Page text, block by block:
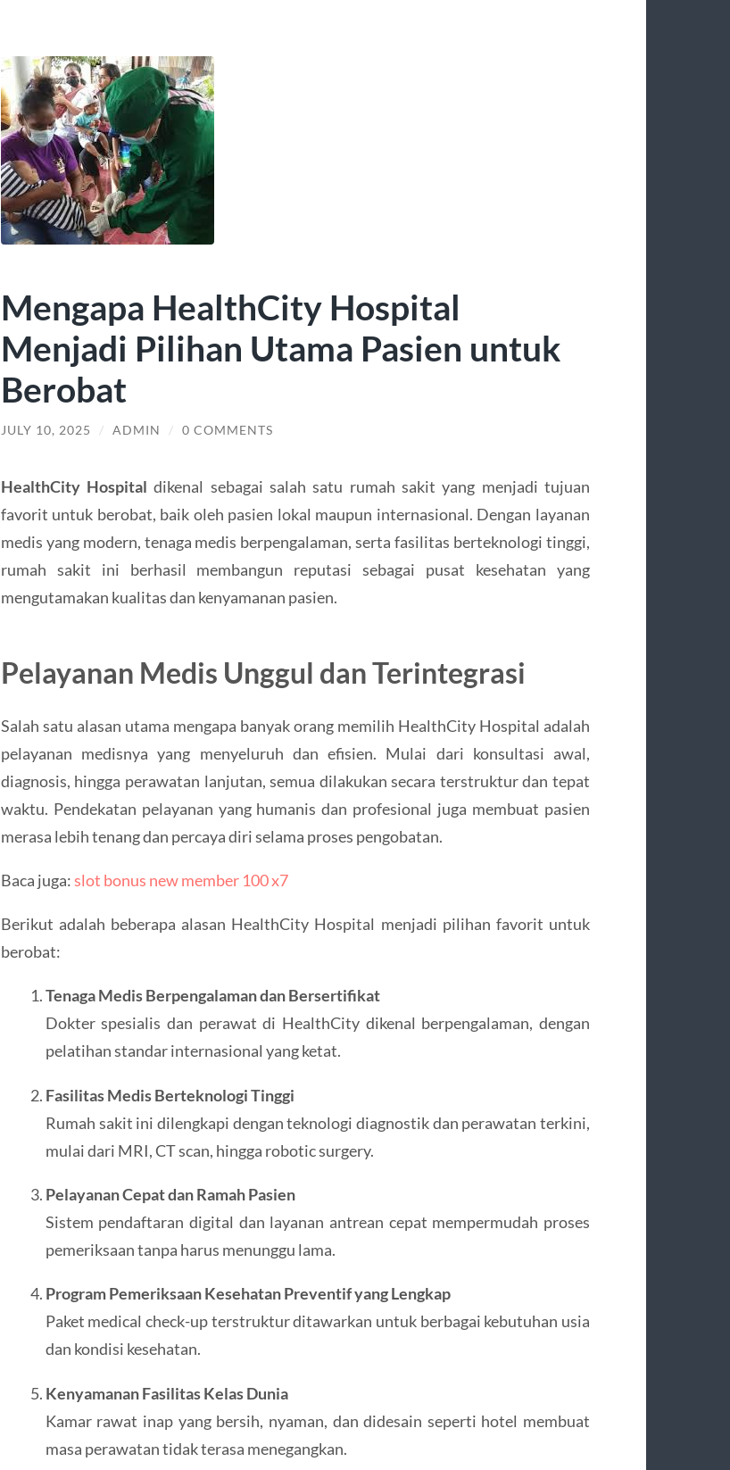
Mengapa HealthCity Hospital
Menjadi Pilihan Utama Pasien untuk
Berobat
JULY 10, 2025 / ADMIN / 0 COMMENTS
HealthCity Hospital dikenal sebagai salah satu rumah sakit yang menjadi tujuan
favorit untuk berobat, baik oleh pasien lokal maupun internasional. Dengan layanan
medis yang modern, tenaga medis berpengalaman, serta fasilitas berteknologi tinggi,
rumah sakit ini berhasil membangun reputasi sebagai pusat kesehatan yang
mengutamakan kualitas dan kenyamanan pasien.
Pelayanan Medis Unggul dan Terintegrasi
Salah satu alasan utama mengapa banyak orang memilih HealthCity Hospital adalah
pelayanan medisnya yang menyeluruh dan efisien. Mulai dari konsultasi awal,
diagnosis, hingga perawatan lanjutan, semua dilakukan secara terstruktur dan tepat
waktu. Pendekatan pelayanan yang humanis dan profesional juga membuat pasien
merasa lebih tenang dan percaya diri selama proses pengobatan.
Baca juga:slot bonus new member 100 x7
Berikut adalah beberapa alasan HealthCity Hospital menjadi pilihan favorit untuk
berobat:
Tenaga Medis Berpengalaman dan Bersertifikat
Dokter spesialis dan perawat di HealthCity dikenal berpengalaman, dengan
pelatihan standar internasional yang ketat.
Fasilitas Medis Berteknologi Tinggi
Rumah sakit ini dilengkapi dengan teknologi diagnostik dan perawatan terkini,
mulai dari MRI, CT scan, hingga robotic surgery.
Pelayanan Cepat dan Ramah Pasien
Sistem pendaftaran digital dan layanan antrean cepat mempermudah proses
pemeriksaan tanpa harus menunggu lama.
Program Pemeriksaan Kesehatan Preventif yang Lengkap
Paket medical check-up terstruktur ditawarkan untuk berbagai kebutuhan usia
dan kondisi kesehatan.
Kenyamanan Fasilitas Kelas Dunia
Kamar rawat inap yang bersih, nyaman, dan didesain seperti hotel membuat
masa perawatan tidak terasa menegangkan.